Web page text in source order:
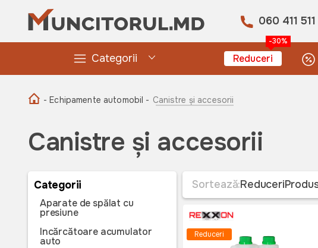
060 411 511
Categorii
-30%
Reduceri
- Echipamente automobil - Canistre și accesorii
Canistre și accesorii
Categorii
Aparate de spălat cu
presiune
Incărcătoare acumulator
auto
Sortează:Reduceri
Reduceri